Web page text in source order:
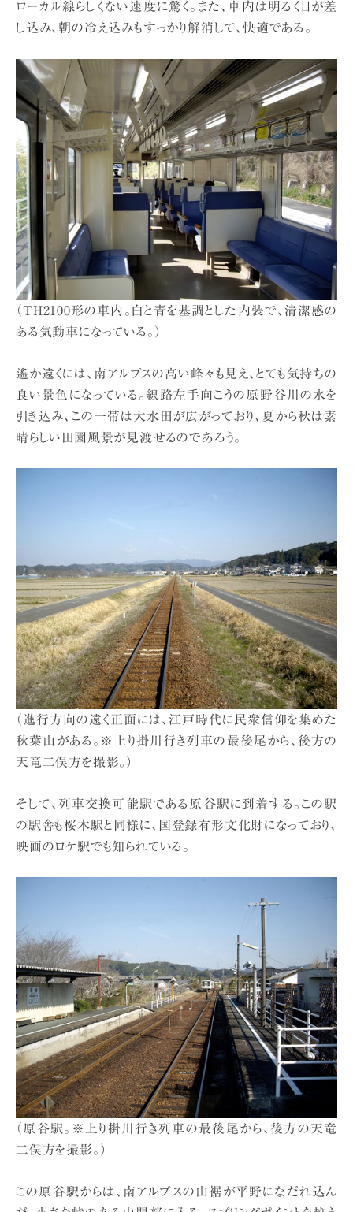
ローカル線らしくない速度に驚く。また、車内は明るく日が差
し込み、朝の冷え込みもすっかり解消して、快適である。
（TH2100形の車内。白と青を基調とした内装で、清潔感の
ある気動車になっている。）
遙か遠くには、南アルプスの高い峰々も見え、とても気持ちの
良い景色になっている。線路左手向こうの原野谷川の水を
引き込み、この一帯は大水田が広がっており、夏から秋は素
晴らしい田園風景が見渡せるのであろう。
（進行方向の遠く正面には、江戸時代に民衆信仰を集めた
秋葉山がある。※上り掛川行き列車の最後尾から、後方の
天竜二俣方を撮影。）
そして、列車交換可能駅である原谷駅に到着する。この駅
の駅舎も桜木駅と同様に、国登録有形文化財になっており、
映画のロケ駅でも知られている。
（原谷駅。※上り掛川行き列車の最後尾から、後方の天竜
二俣方を撮影。）
この原谷駅からは、南アルプスの山裾が平野になだれ込ん